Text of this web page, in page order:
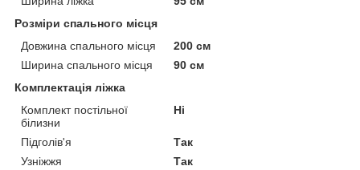
Розміри спального місця
Довжина спального місця
200 см
Ширина спального місця
90 см
Комплектація ліжка
Комплект постільної
білизни
Ні
Підголів'я
Так
Узніжжя
Так